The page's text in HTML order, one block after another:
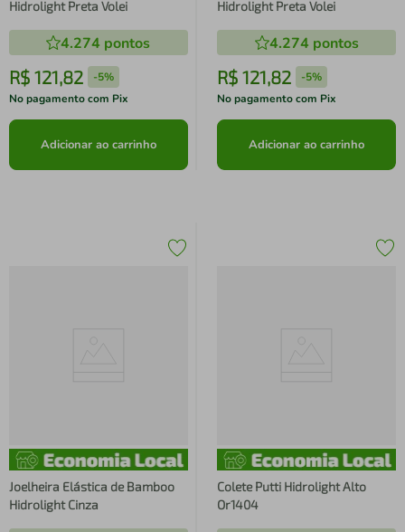
Hidrolight Preta Volei
4.274 pontos
R$ 121,82 -5%
No pagamento com Pix
Adicionar ao carrinho
Hidrolight Preta Volei
4.274 pontos
R$ 121,82 -5%
No pagamento com Pix
Adicionar ao carrinho
Joelheira Elástica de Bamboo
Hidrolight Cinza
Colete Putti Hidrolight Alto
Or1404